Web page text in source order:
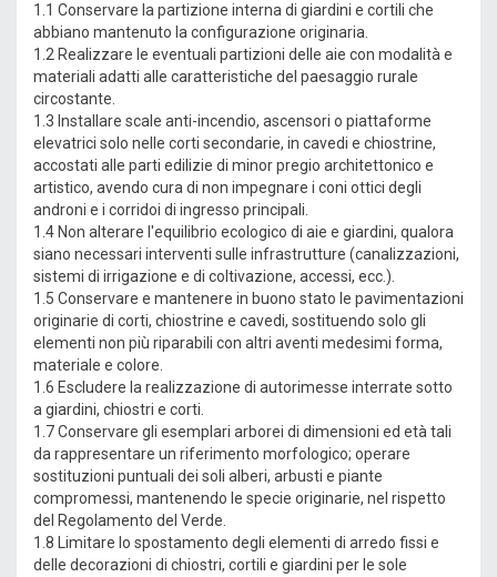
1.1 Conservare la partizione interna di giardini e cortili che
abbiano mantenuto la configurazione originaria.
1.2 Realizzare le eventuali partizioni delle aie con modalità e
materiali adatti alle caratteristiche del paesaggio rurale
circostante.
1.3 Installare scale anti-incendio, ascensori o piattaforme
elevatrici solo nelle corti secondarie, in cavedi e chiostrine,
accostati alle parti edilizie di minor pregio architettonico e
artistico, avendo cura di non impegnare i coni ottici degli
androni e i corridoi di ingresso principali.
1.4 Non alterare l'equilibrio ecologico di aie e giardini, qualora
siano necessari interventi sulle infrastrutture (canalizzazioni,
sistemi di irrigazione e di coltivazione, accessi, ecc.).
1.5 Conservare e mantenere in buono stato le pavimentazioni
originarie di corti, chiostrine e cavedi, sostituendo solo gli
elementi non più riparabili con altri aventi medesimi forma,
materiale e colore.
1.6 Escludere la realizzazione di autorimesse interrate sotto
a giardini, chiostri e corti.
1.7 Conservare gli esemplari arborei di dimensioni ed età tali
da rappresentare un riferimento morfologico; operare
sostituzioni puntuali dei soli alberi, arbusti e piante
compromessi, mantenendo le specie originarie, nel rispetto
del Regolamento del Verde.
1.8 Limitare lo spostamento degli elementi di arredo fissi e
delle decorazioni di chiostri, cortili e giardini per le sole